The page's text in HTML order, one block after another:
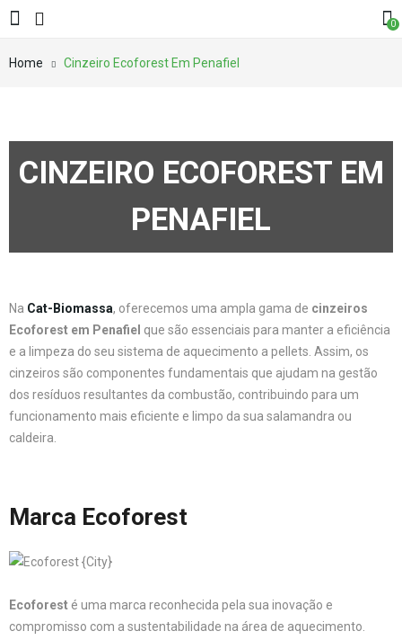
0
Home Cinzeiro Ecoforest Em Penafiel
CINZEIRO ECOFOREST EM
PENAFIEL
Na Cat-Biomassa, oferecemos uma ampla gama de cinzeiros
Ecoforest em Penafiel que são essenciais para manter a eficiência
e a limpeza do seu sistema de aquecimento a pellets. Assim, os
cinzeiros são componentes fundamentais que ajudam na gestão
dos resíduos resultantes da combustão, contribuindo para um
funcionamento mais eficiente e limpo da sua salamandra ou
caldeira.
Marca Ecoforest
Ecoforest é uma marca reconhecida pela sua inovação e
compromisso com a sustentabilidade na área de aquecimento.